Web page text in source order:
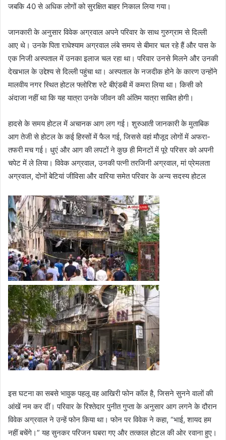
जबकि 40 से अधिक लोगों को सुरक्षित बाहर निकाल लिया गया।
जानकारी के अनुसार विवेक अग्रवाल अपने परिवार के साथ गुरुग्राम से दिल्ली
आए थे। उनके पिता राधेश्याम अग्रवाल लंबे समय से बीमार चल रहे हैं और पास के
एक निजी अस्पताल में उनका इलाज चल रहा था। परिवार उनसे मिलने और उनकी
देखभाल के उद्देश्य से दिल्ली पहुंचा था। अस्पताल के नजदीक होने के कारण उन्होंने
मालवीय नगर स्थित होटल फ्लोरिश स्टे बीएंडबी में कमरा लिया था। किसी को
अंदाजा नहीं था कि यह यात्रा उनके जीवन की अंतिम यात्रा साबित होगी।
हादसे के समय होटल में अचानक आग लग गई। शुरुआती जानकारी के मुताबिक
आग तेजी से होटल के कई हिस्सों में फैल गई, जिससे वहां मौजूद लोगों में अफरा-
तफरी मच गई। धुएं और आग की लपटों ने कुछ ही मिनटों में पूरे परिसर को अपनी
चपेट में ले लिया। विवेक अग्रवाल, उनकी पत्नी तरजिनी अग्रवाल, मां प्रेमलता
अग्रवाल, दोनों बेटियां जीविसा और वारिया समेत परिवार के अन्य सदस्य होटल
इस घटना का सबसे भावुक पहलू वह आखिरी फोन कॉल है, जिसने सुनने वालों की
आंखें नम कर दीं। परिवार के रिश्तेदार पुनीत गुप्ता के अनुसार आग लगने के दौरान
विवेक अग्रवाल ने उन्हें फोन किया था। फोन पर विवेक ने कहा, “भाई, शायद हम
नहीं बचेंगे।” यह सुनकर परिजन घबरा गए और तत्काल होटल की ओर रवाना हुए।